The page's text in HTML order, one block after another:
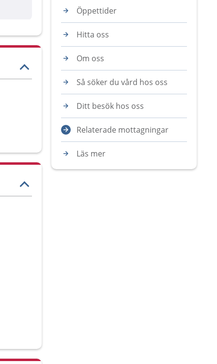
Öppettider
Hitta oss
Om oss
Så söker du vård hos oss
Ditt besök hos oss
Relaterade mottagningar
Läs mer